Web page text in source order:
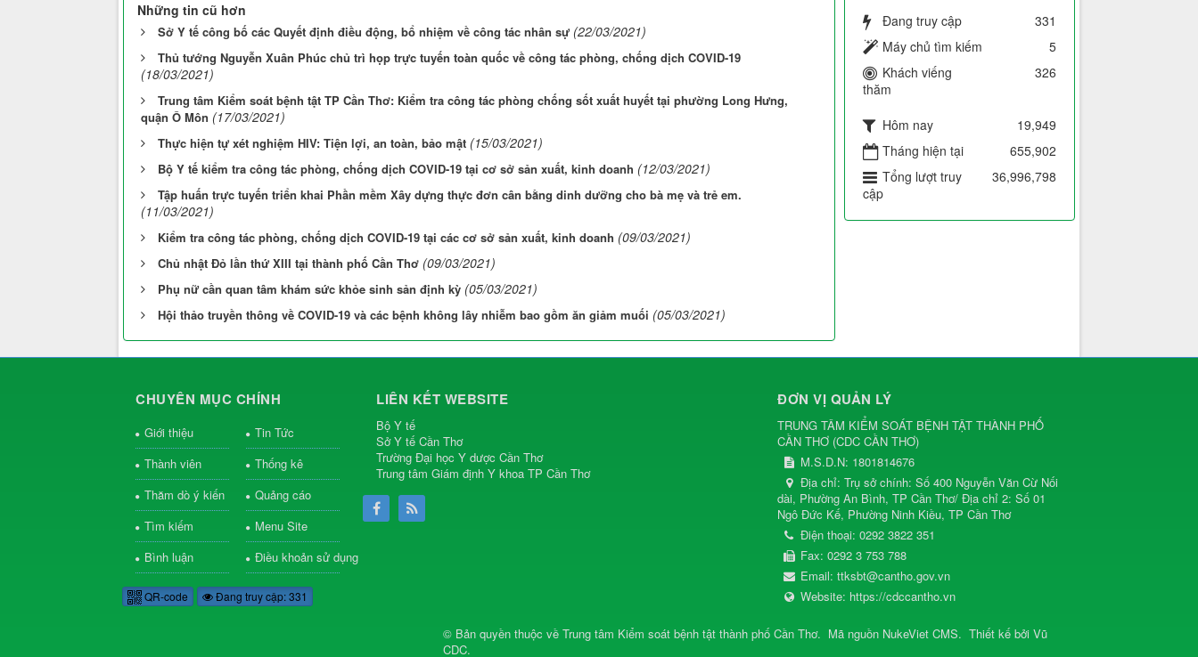
Những tin cũ hơn
Sở Y tế công bố các Quyết định điều động, bổ nhiệm về công tác nhân sự (22/03/2021)
Thủ tướng Nguyễn Xuân Phúc chủ trì họp trực tuyến toàn quốc về công tác phòng, chống dịch COVID-19
(18/03/2021)
Trung tâm Kiểm soát bệnh tật TP Cần Thơ: Kiểm tra công tác phòng chống sốt xuất huyết tại phường Long Hưng,
quận Ô Môn (17/03/2021)
Thực hiện tự xét nghiệm HIV: Tiện lợi, an toàn, bảo mật (15/03/2021)
Bộ Y tế kiểm tra công tác phòng, chống dịch COVID-19 tại cơ sở sản xuất, kinh doanh (12/03/2021)
Tập huấn trực tuyến triển khai Phần mềm Xây dựng thực đơn cân bằng dinh dưỡng cho bà mẹ và trẻ em.
(11/03/2021)
Kiểm tra công tác phòng, chống dịch COVID-19 tại các cơ sở sản xuất, kinh doanh (09/03/2021)
Chủ nhật Đỏ lần thứ XIII tại thành phố Cần Thơ (09/03/2021)
Phụ nữ cần quan tâm khám sức khỏe sinh sản định kỳ (05/03/2021)
Hội thảo truyền thông về COVID-19 và các bệnh không lây nhiễm bao gồm ăn giảm muối (05/03/2021)
Đang truy cập
331
Máy chủ tìm kiếm
5
Khách viếng
thăm
326
Hôm nay
19,949
Tháng hiện tại
655,902
Tổng lượt truy
cập
36,996,798
CHUYÊN MỤC CHÍNH
Giới thiệu
Tin Tức
Thành viên
Thống kê
Thăm dò ý kiến
Quảng cáo
Tìm kiếm
Menu Site
Bình luận
Điều khoản sử dụng
QR-code Đang truy cập: 331
LIÊN KẾT WEBSITE
Bộ Y tế
Sở Y tế Cần Thơ
Trường Đại học Y dược Cần Thơ
Trung tâm Giám định Y khoa TP Cần Thơ
ĐƠN VỊ QUẢN LÝ
TRUNG TÂM KIỂM SOÁT BỆNH TẬT THÀNH PHỐ
CẦN THƠ (CDC CẦN THƠ)
M.S.D.N: 1801814676
Địa chỉ: Trụ sở chính: Số 400 Nguyễn Văn Cừ Nối
dài, Phường An Bình, TP Cần Thơ/ Địa chỉ 2: Số 01
Ngô Đức Kế, Phường Ninh Kiều, TP Cần Thơ
Điện thoại: 0292 3822 351
Fax: 0292 3 753 788
Email: ttksbt@cantho.gov.vn
Website: https://cdccantho.vn
© Bản quyền thuộc về Trung tâm Kiểm soát bệnh tật thành phố Cần Thơ. Mã nguồn NukeViet CMS. Thiết kế bởi Vũ
CDC.